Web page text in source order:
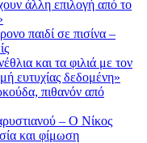
άλλη επιλογή από το
παιδί σε πισίνα –
και τα φιλιά με τον
ευτυχίας δεδομένη»
πιθανόν από
– Ο Νίκος
και φίμωση